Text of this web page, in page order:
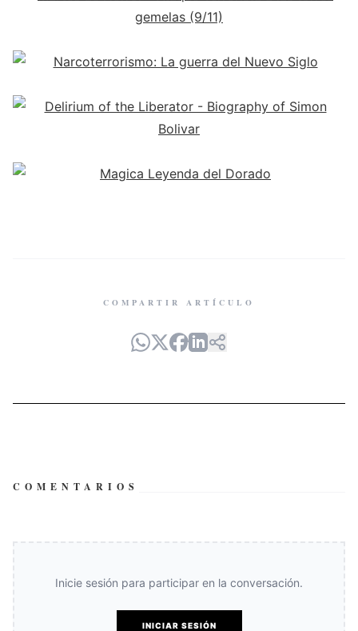
COMPARTIR ARTÍCULO
COMENTARIOS
Inicie sesión para participar en la conversación.
INICIAR SESIÓN